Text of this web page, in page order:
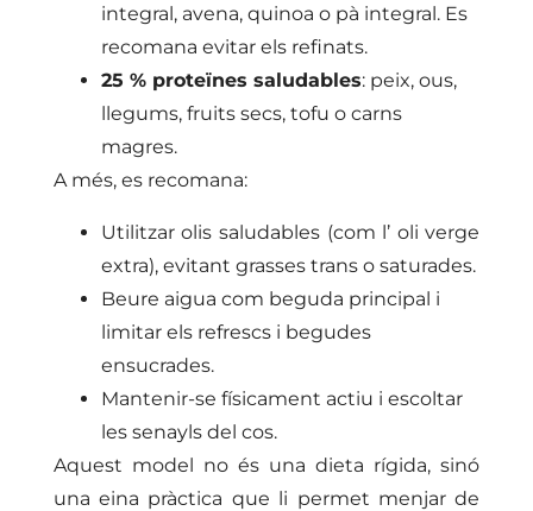
integral, avena, quinoa o pà integral. Es
recomana evitar els refinats.
25 % proteïnes saludables: peix, ous,
llegums, fruits secs, tofu o carns
magres.
A més, es recomana:
Utilitzar olis saludables (com l’ oli verge
extra), evitant grasses trans o saturades.
Beure aigua com beguda principal i
limitar els refrescs i begudes
ensucrades.
Mantenir-se físicament actiu i escoltar
les senayls del cos.
Aquest model no és una dieta rígida, sinó
una eina pràctica que li permet menjar de